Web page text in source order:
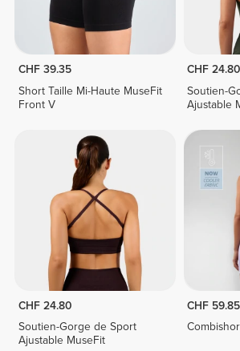
CHF 39.35
Short Taille Mi-Haute MuseFit
Front V
CHF 24.80
Soutien-
Ajustable
CHF 24.80
Soutien-Gorge de Sport
Ajustable MuseFit
CHF 59.85